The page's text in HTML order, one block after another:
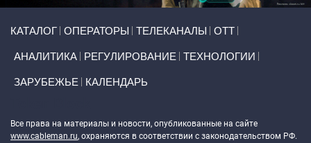
КАТАЛОГ ОПЕРАТОРЫ ТЕЛЕКАНАЛЫ ОТТ
АНАЛИТИКА РЕГУЛИРОВАНИЕ ТЕХНОЛОГИИ
ЗАРУБЕЖЬЕ КАЛЕНДАРЬ
Все права на материалы и новости, опубликованные на сайте
www.cableman.ru, охраняются в соответствии с законодательством РФ.